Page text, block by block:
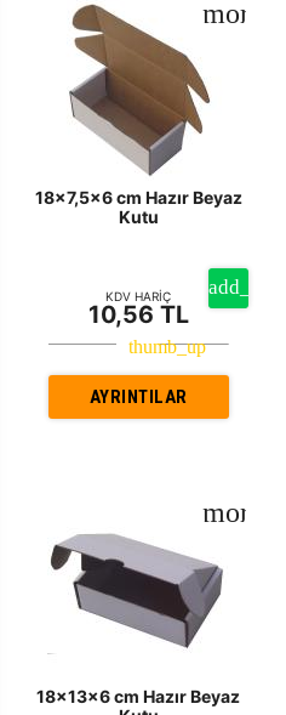
18x7,5x6 cm Hazır Beyaz
Kutu
KDV HARİÇ
10,56 TL
AYRINTILAR
18x13x6 cm Hazır Beyaz